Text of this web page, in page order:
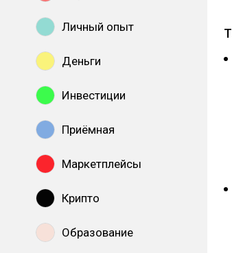
Личный опыт
Деньги
Инвестиции
Приёмная
Маркетплейсы
Крипто
Образование